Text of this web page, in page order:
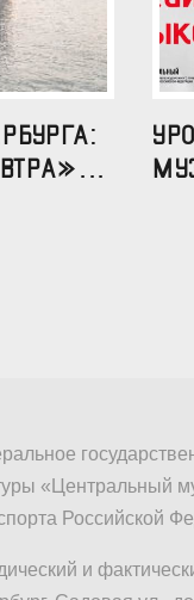
«Центральный
Российской
и